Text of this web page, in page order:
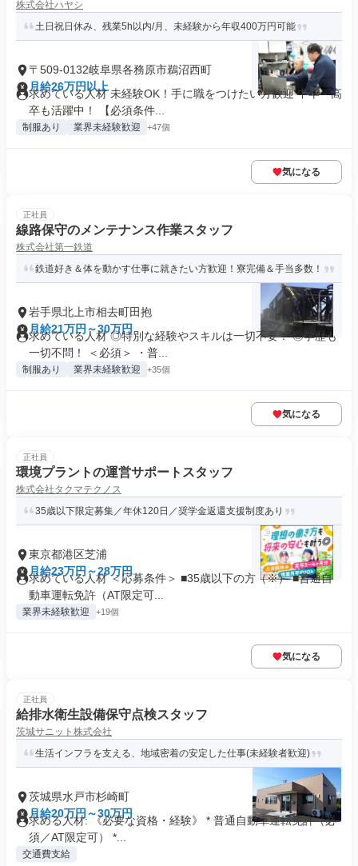
株式会社ハヤシ
土日祝日休み、残業5h以内/月、未経験から年収400万円可能
〒509-0132岐阜県各務原市鵜沼西町
月給26万円以上
求めている人材 未経験OK！手に職をつけたい方歓迎 中卒・高
卒も活躍中！ 【必須条件...
制服あり 業界未経験歓迎 +47個
気になる
正社員
線路保守のメンテナンス作業スタッフ
株式会社第一鉄道
鉄道好き＆体を動かす仕事に就きたい方歓迎！寮完備＆手当多数！
岩手県北上市相去町田抱
月給21万円～30万円
求めている人材 ◎特別な経験やスキルは一切不要！ ◎学歴も
一切不問！ ＜必須＞ ・普...
制服あり 業界未経験歓迎 +35個
気になる
正社員
環境プラントの運営サポートスタッフ
株式会社タクマテクノス
35歳以下限定募集／年休120日／奨学金返還支援制度あり
東京都港区芝浦
月給23万円～28万円
求めている人材 ＜応募条件＞ ■35歳以下の方（※） ■普通自
動車運転免許（AT限定可...
業界未経験歓迎 +19個
気になる
正社員
給排水衛生設備保守点検スタッフ
茨城サニット株式会社
生活インフラを支える、地域密着の安定した仕事(未経験者歓迎)
茨城県水戸市杉崎町
月給20万円～30万円
求める人材: 《必要な資格・経験》 * 普通自動車運転免許（必
須／AT限定可） *...
交通費支給